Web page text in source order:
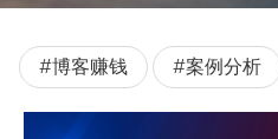
#博客赚钱 #案例分析